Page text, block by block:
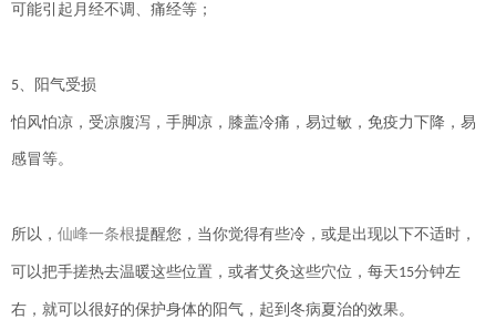
可能引起月经不调、痛经等；
5、阳气受损
怕风怕凉，受凉腹泻，手脚凉，膝盖冷痛，易过敏，免疫力下降，易
感冒等。
所以， 仙峰一条根提醒您， 当你觉得有些冷，或是出现以下不适时，
可以把手搓热去温暖这些位置，或者艾灸这些穴位，每天15分钟左
右，就可以很好的保护身体的阳气，起到冬病夏治的效果。